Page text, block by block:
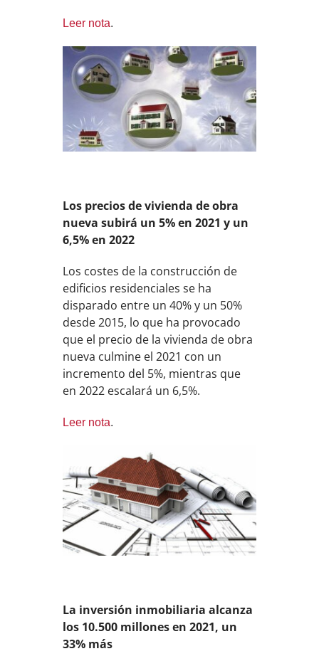
Leer nota.
Los precios de vivienda de obra
nueva subirá un 5% en 2021 y un
6,5% en 2022
Los costes de la construcción de
edificios residenciales se ha
disparado entre un 40% y un 50%
desde 2015, lo que ha provocado
que el precio de la vivienda de obra
nueva culmine el 2021 con un
incremento del 5%, mientras que
en 2022 escalará un 6,5%.
Leer nota.
La inversión inmobiliaria alcanza
los 10.500 millones en 2021, un
33% más